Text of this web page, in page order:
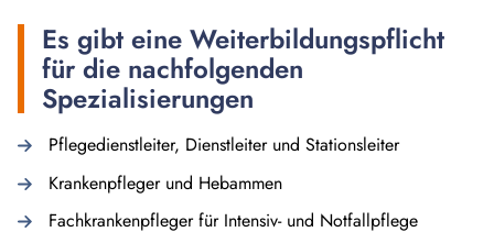
Es gibt eine Weiterbildungspflicht
für die nachfolgenden
Spezialisierungen
Pflegedienstleiter, Dienstleiter und Stationsleiter
Krankenpfleger und Hebammen
Fachkrankenpfleger für Intensiv- und Notfallpflege